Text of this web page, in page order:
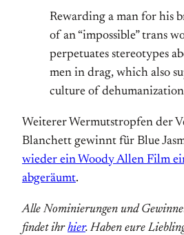
Rewarding a man for his
of an “impossible” trans
perpetuates stereotypes
men in drag, which also
culture of
Weiterer Wermutstropfen der
Blanchett gewinnt für Blue
wieder ein Woody Allen Film
abgeräumt.
Alle Nominierungen und
findet ihrhier. Haben eure